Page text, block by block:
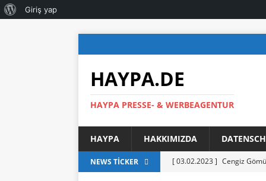
HAYPA.DE
HAYPA PRESSE- & WERBEAGENTUR
HAYPA HAKKIMIZDA
NEWS TICKER [ 03.02.2023 ] Cengiz
Giriş yap